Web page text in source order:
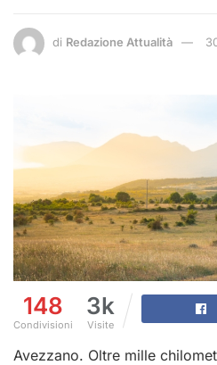
di Redazione Attualità
148
Condivisioni
3k
Visite
Avezzano. Oltre mille